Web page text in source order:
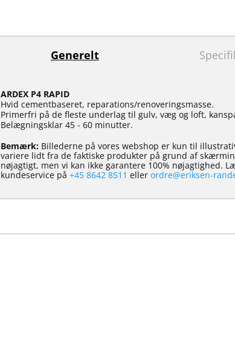
Generelt
ARDEX P4 RAPID
Hvid cementbaseret, reparations/renoveringsmasse.
Primerfri på de fleste underlag til gulv, væg og loft,
Belægningsklar 45 - 60 minutter.
Bemærk:Billederne på vores webshop er kun til
variere lidt fra de faktiske produkter på grund af
nøjagtigt, men vi kan ikke garantere 100% nøjagtighed.
kundeservice på +45 8642 8511 eller ordre@eriksen-